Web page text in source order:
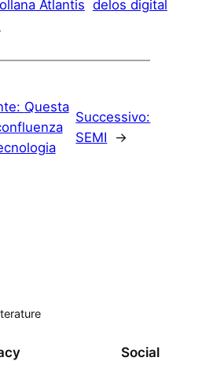
Atlantis delos digital
Questa
Successivo:
SEMI
→
Social